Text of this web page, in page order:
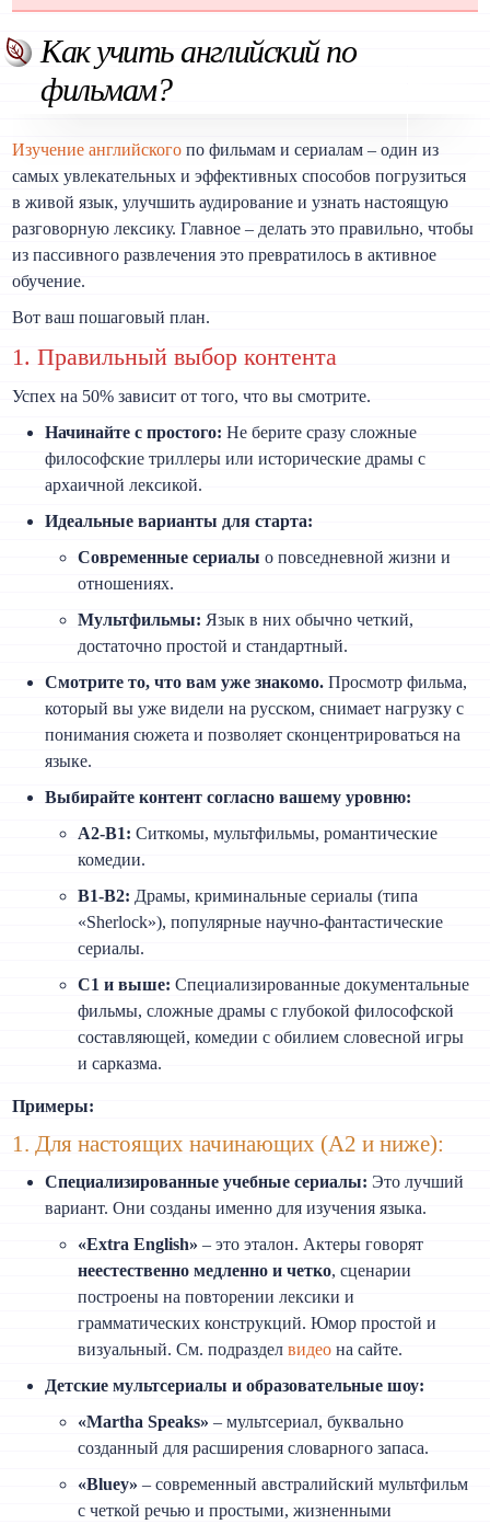
Как учить английский по
фильмам?
Изучение английского по фильмам и сериалам – один из
самых увлекательных и эффективных способов погрузиться
в живой язык, улучшить аудирование и узнать настоящую
разговорную лексику. Главное – делать это правильно, чтобы
из пассивного развлечения это превратилось в активное
обучение.
Вот ваш пошаговый план.
1. Правильный выбор контента
Успех на 50% зависит от того, что вы смотрите.
Начинайте с простого: Не берите сразу сложные
философские триллеры или исторические драмы с
архаичной лексикой.
Идеальные варианты для старта:
Современные сериалы о повседневной жизни и
отношениях.
Мультфильмы: Язык в них обычно четкий,
достаточно простой и стандартный.
Смотрите то, что вам уже знакомо. Просмотр фильма,
который вы уже видели на русском, снимает нагрузку с
понимания сюжета и позволяет сконцентрироваться на
языке.
Выбирайте контент согласно вашему уровню:
A2-B1: Ситкомы, мультфильмы, романтические
комедии.
B1-B2: Драмы, криминальные сериалы (типа
«Sherlock»), популярные научно-фантастические
сериалы.
C1 и выше: Специализированные документальные
фильмы, сложные драмы с глубокой философской
составляющей, комедии с обилием словесной игры
и сарказма.
Примеры:
1. Для настоящих начинающих (A2 и ниже):
Специализированные учебные сериалы: Это лучший
вариант. Они созданы именно для изучения языка.
«Extra English» – это эталон. Актеры говорят
неестественно медленно и четко, сценарии
построены на повторении лексики и
грамматических конструкций. Юмор простой и
визуальный. См. подразделвидео на сайте.
Детские мультсериалы и образовательные шоу:
«Martha Speaks» – мультсериал, буквально
созданный для расширения словарного запаса.
«Bluey» – современный австралийский мультфильм
с четкой речью и простыми, жизненными